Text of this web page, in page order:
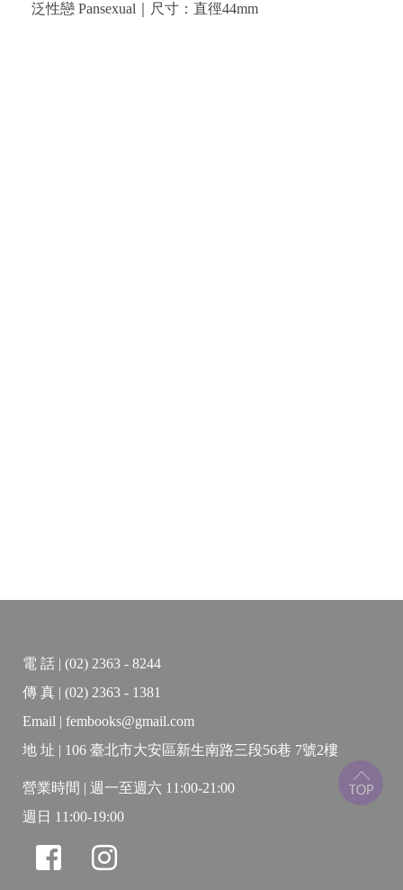
泛性戀 Pansexual｜尺寸：直徑44mm
電 話 | (02) 2363 - 8244
傳 真 | (02) 2363 - 1381
Email | fembooks@gmail.com
地 址 | 106 臺北市大安區新生南路三段56巷 7號2樓
營業時間 | 週一至週六 11:00-21:00
週日 11:00-19:00